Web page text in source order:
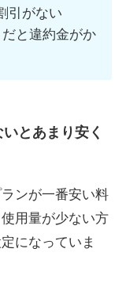
引がない
と違約金がか
とあまり安く
ンが一番安い料
用量が少ない方
になっていま